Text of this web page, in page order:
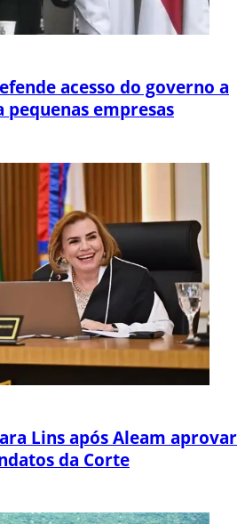
acesso do governo a
empresas
Lins após Aleam aprovar
da Corte